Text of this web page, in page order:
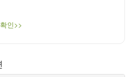
인>>